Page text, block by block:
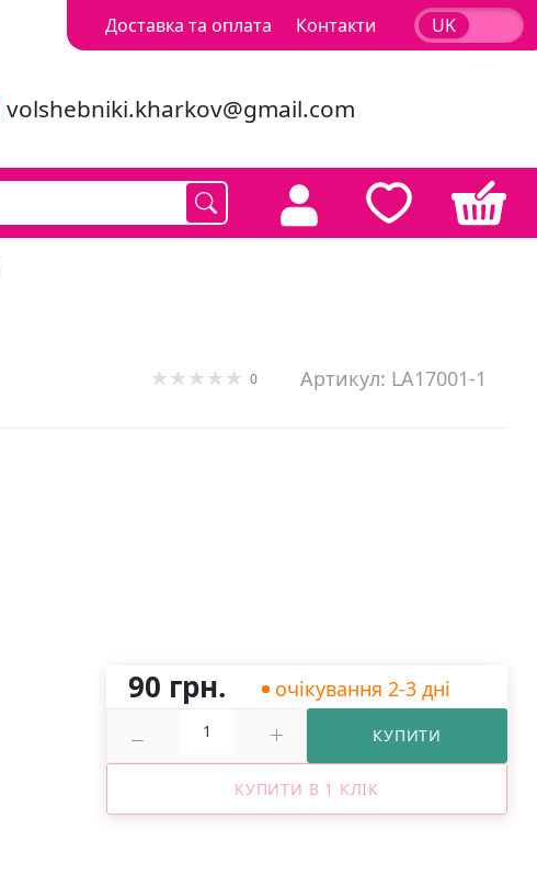
Доставка та оплата Контакти UK
volshebniki.kharkov@gmail.com
0 Артикул: LA17001-1
90 грн. очікування 2-3 дні
КУПИТИ
КУПИТИ В 1 КЛІК